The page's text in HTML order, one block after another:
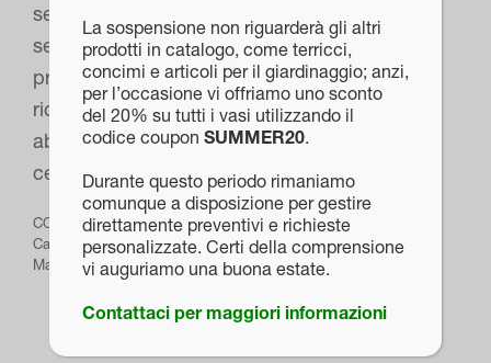
semplici che rendono questi vasi versatili e
sempre attuali. Realizzato con materie prime
prive di metalli pesanti in Polipropilene 100%
riciclabile Disponibile sottovaso Krea
abbinato Le misure sono espresse in
centimetri
COD:
PROD-639
Categorie:Plastica,Vasi
Marchio:euro3plast
La sospensione non riguarderà gli altri
prodotti in catalogo, come terricci,
concimi e articoli per il giardinaggio; anzi,
per l’occasione vi offriamo uno sconto
del 20% su tutti i vasi utilizzando il
codice coupon SUMMER20.
Durante questo periodo rimaniamo
comunque a disposizione per gestire
direttamente preventivi e richieste
personalizzate. Certi della comprensione
vi auguriamo una buona estate.
Contattaci per maggiori informazioni